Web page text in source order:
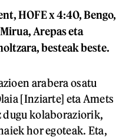
HOFE x 4:40, Bengo,
Arepas eta
besteak beste.
arabera osatu
[Inziarte] eta Amets
dugu kolaboraziorik,
hor egoteak. Eta,